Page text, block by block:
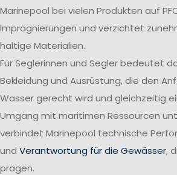
Marinepool bei vielen Produkten auf
Imprägnierungen und verzichtet
haltige Materialien.
Für Seglerinnen und Segler bedeutet
Bekleidung und Ausrüstung, die den
Wasser gerecht wird und gleichzeitig
Umgang mit maritimen Ressourcen
verbindet Marinepool technische
und Verantwortung für die Gewässer,
prägen.